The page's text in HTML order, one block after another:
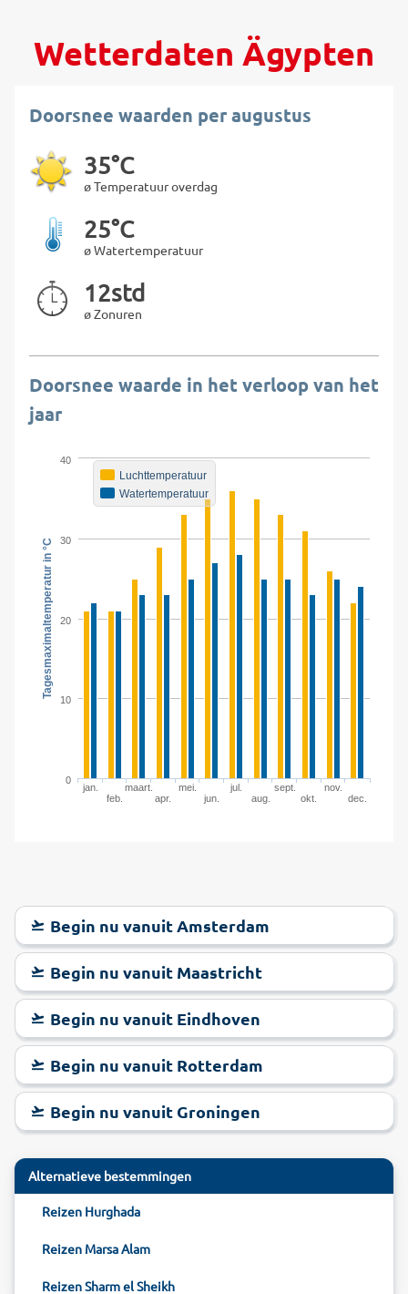
Wetterdaten Ägypten
Doorsnee waarden per augustus
35°C
ø Temperatuur overdag
25°C
ø Watertemperatuur
12std
ø Zonuren
Doorsnee waarde in het verloop van het
jaar
Tagesmaximaltemperatur in °C
Luchttemperatuur
Watertemperatuur
jan.
feb.
maart.
apr.
mei.
jun.
jul.
aug.
sept.
okt.
nov.
dec.
0
10
20
30
40
Begin nu vanuit Amsterdam
Begin nu vanuit Maastricht
Begin nu vanuit Eindhoven
Begin nu vanuit Rotterdam
Begin nu vanuit Groningen
Alternatieve bestemmingen
Reizen Hurghada
Reizen Marsa Alam
Reizen Sharm el Sheikh